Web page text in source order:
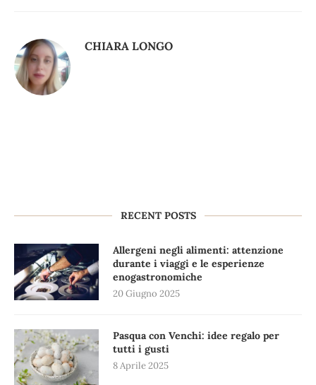
CHIARA LONGO
RECENT POSTS
Allergeni negli alimenti: attenzione
durante i viaggi e le esperienze
enogastronomiche
20 Giugno 2025
Pasqua con Venchi: idee regalo per
tutti i gusti
8 Aprile 2025